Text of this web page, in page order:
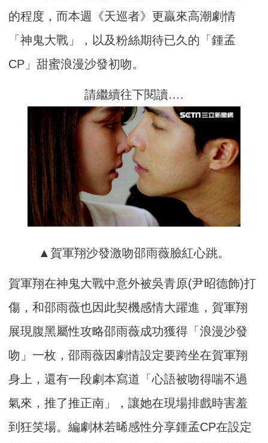
的程度，而本週《天巡者》更贏來高潮劇情
「神鬼大戰」，以及粉絲期待已久的「鍾孟
CP」甜蜜浪漫沙發初吻。
請繼續往下閱讀….
▲賀軍翔沙發激吻邵雨薇臉紅心跳。
賀軍翔在神鬼大戰中意外被吳青原(尹昭德飾)打
傷，和邵雨薇也因此契機感情大躍進，賀軍翔
展現腹黑屬性攻略邵雨薇成功獲得「浪漫沙發
吻」一枚，邵雨薇因劇情設定要跨坐在賀軍翔
身上，還有一段劇本寫道「心語被吻得喘不過
氣來，推了推正南」，讓她在現場排戲時害羞
到狂笑場。編劇林若晞感性分享鍾孟CP在設定